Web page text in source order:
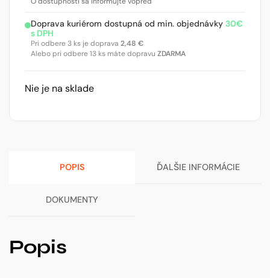
Doprava kuriérom dostupná od min. objednávky 30€
s DPH
Pri odbere 3 ks je doprava 2,48 €
Alebo pri odbere 13 ks máte dopravu ZDARMA
Nie je na sklade
POPIS ĎALŠIE INFORMÁCIE
DOKUMENTY
Popis